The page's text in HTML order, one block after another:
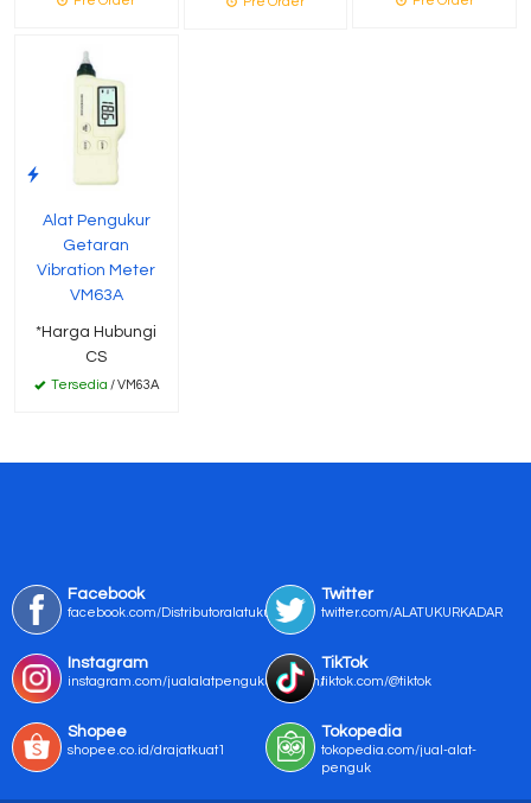
Alat Pengukur
Getaran
Vibration Meter
VM63A
*Harga Hubungi
CS
Tersedia / VM63A
Facebook
facebook.com/Distributoralatukur
Twitter
twitter.com/ALATUKURKADAR
Instagram
instagram.com/jualalatpengukurmurah/
TikTok
tiktok.com/@tiktok
Shopee
shopee.co.id/drajatkuat1
Tokopedia
tokopedia.com/jual-alat-
penguk